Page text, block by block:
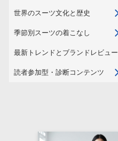
世界のスーツ文化と歴史
季節別スーツの着こなし
最新トレンドとブランドレビュー
読者参加型・診断コンテンツ